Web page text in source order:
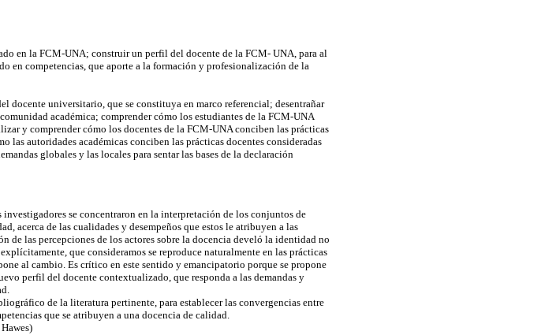
en la FCM-UNA; construir un perfil del docente de la FCM- UNA, para al
en competencias, que aporte a la formación y profesionalización de la
docente universitario, que se constituya en marco referencial; desentrañar
académica; comprender cómo los estudiantes de la FCM-UNA
y comprender cómo los docentes de la FCM-UNA conciben las prácticas
las autoridades académicas conciben las prácticas docentes consideradas
globales y las locales para sentar las bases de la declaración
se concentraron en la interpretación de los conjuntos de
acerca de las cualidades y desempeños que estos le atribuyen a las
de las percepciones de los actores sobre la docencia develó la identidad no
que consideramos se reproduce naturalmente en las prácticas
al cambio. Es crítico en este sentido y emancipatorio porque se propone
perfil del docente contextualizado, que responda a las demandas y
de la literatura pertinente, para establecer las convergencias entre
que se atribuyen a una docencia de calidad.